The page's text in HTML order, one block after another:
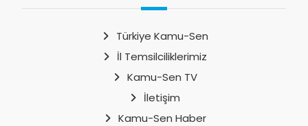
Türkiye Kamu-Sen
İl Temsilciliklerimiz
Kamu-Sen TV
İletişim
Kamu-Sen Haber